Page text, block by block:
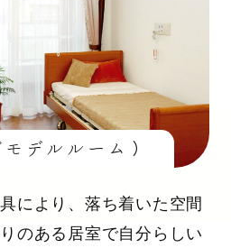
デルルーム）
により、落ち着いた空間
のある居室で自分らしい